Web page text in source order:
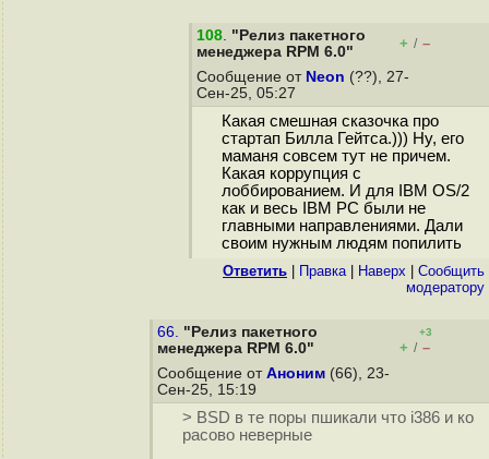
108. "Релиз пакетного
менеджера RPM 6.0"
+ / –
Сообщение от Neon (??), 27-
Сен-25, 05:27
Какая смешная сказочка про
стартап Билла Гейтса.))) Ну, его
маманя совсем тут не причем.
Какая коррупция с
лоббированием. И для IBM OS/2
как и весь IBM PC были не
главными направлениями. Дали
своим нужным людям попилить
Ответить Правка| Наверх
Cообщить
модератору
66. "Релиз пакетного
менеджера RPM 6.0"
+3
+ / –
Сообщение от Аноним (66), 23-
Сен-25, 15:19
> BSD в те поры пшикали что i386 и ко
расово неверные